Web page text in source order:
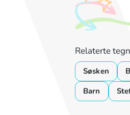
Relaterte tegn
Søsken
Barn